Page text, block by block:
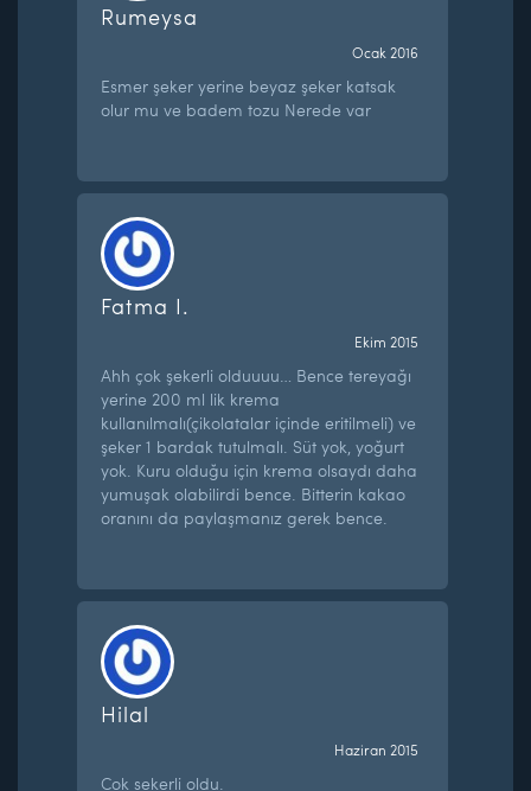
Rumeysa
Ocak 2016
Esmer şeker yerine beyaz şeker katsak
olur mu ve badem tozu Nerede var
Fatma I.
Ekim 2015
Ahh çok şekerli olduuuu… Bence tereyağı
yerine 200 ml lik krema
kullanılmalı(çikolatalar içinde eritilmeli) ve
şeker 1 bardak tutulmalı. Süt yok, yoğurt
yok. Kuru olduğu için krema olsaydı daha
yumuşak olabilirdi bence. Bitterin kakao
oranını da paylaşmanız gerek bence.
Hilal
Haziran 2015
Cok sekerli oldu.